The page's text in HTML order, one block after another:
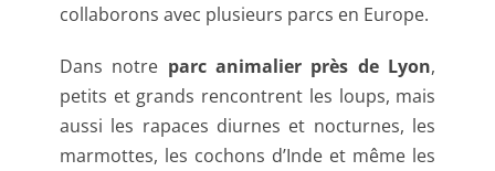
collaborons avec plusieurs parcs en Europe.
Dans notre parc animalier près de Lyon,
petits et grands rencontrent les loups, mais
aussi les rapaces diurnes et nocturnes, les
marmottes, les cochons d’Inde et même les